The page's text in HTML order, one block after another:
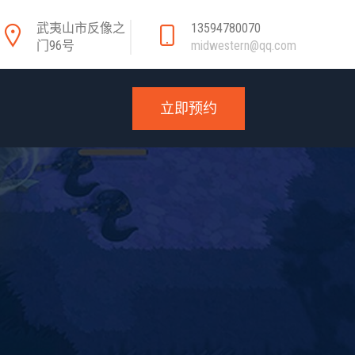
武夷山市反像之
门96号
13594780070
midwestern@qq.com
立即预约